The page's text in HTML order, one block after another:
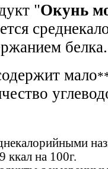
"Окунь
белка.
мало
ккал на 100г.